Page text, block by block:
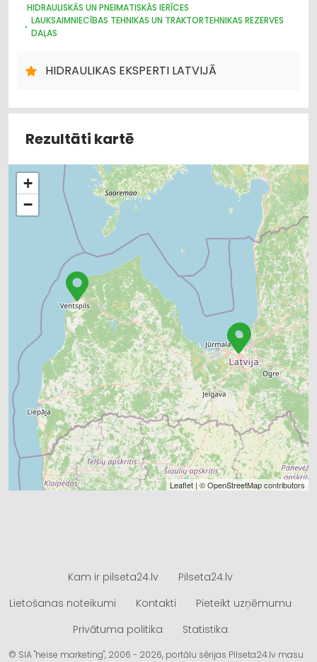
HIDRAULISKĀS UN PNEIMATISKĀS IERĪCES
LAUKSAIMNIECĪBAS TEHNIKAS UN TRAKTORTEHNIKAS REZERVES
DAĻAS
METĀLAPSTRĀDE
MAŠĪNBŪVE
ELEKTRONISKĀS IERĪCES, KOMPONENTES
HIDRAULIKAS EKSPERTI LATVIJĀ
Rezultāti kartē
+
−
Leaflet | ©OpenStreetMapcontributors
Kam ir pilseta24.lv
Pilseta24.lv
Lietošanas noteikumi
Kontakti
Pieteikt uzņēmumu
Privātuma politika
Statistika
© SIA "heise marketing", 2006 - 2026, portālu sērijas Pilseta24.lv masu